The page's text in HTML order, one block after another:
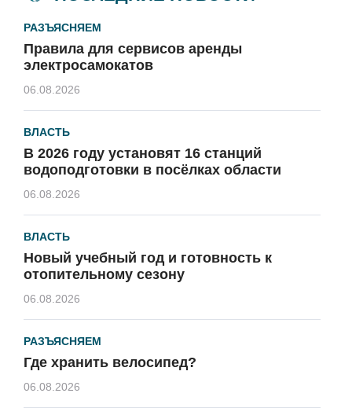
РАЗЪЯСНЯЕМ
Правила для сервисов аренды
электросамокатов
06.08.2026
ВЛАСТЬ
В 2026 году установят 16 станций
водоподготовки в посёлках области
06.08.2026
ВЛАСТЬ
Новый учебный год и готовность к
отопительному сезону
06.08.2026
РАЗЪЯСНЯЕМ
Где хранить велосипед?
06.08.2026